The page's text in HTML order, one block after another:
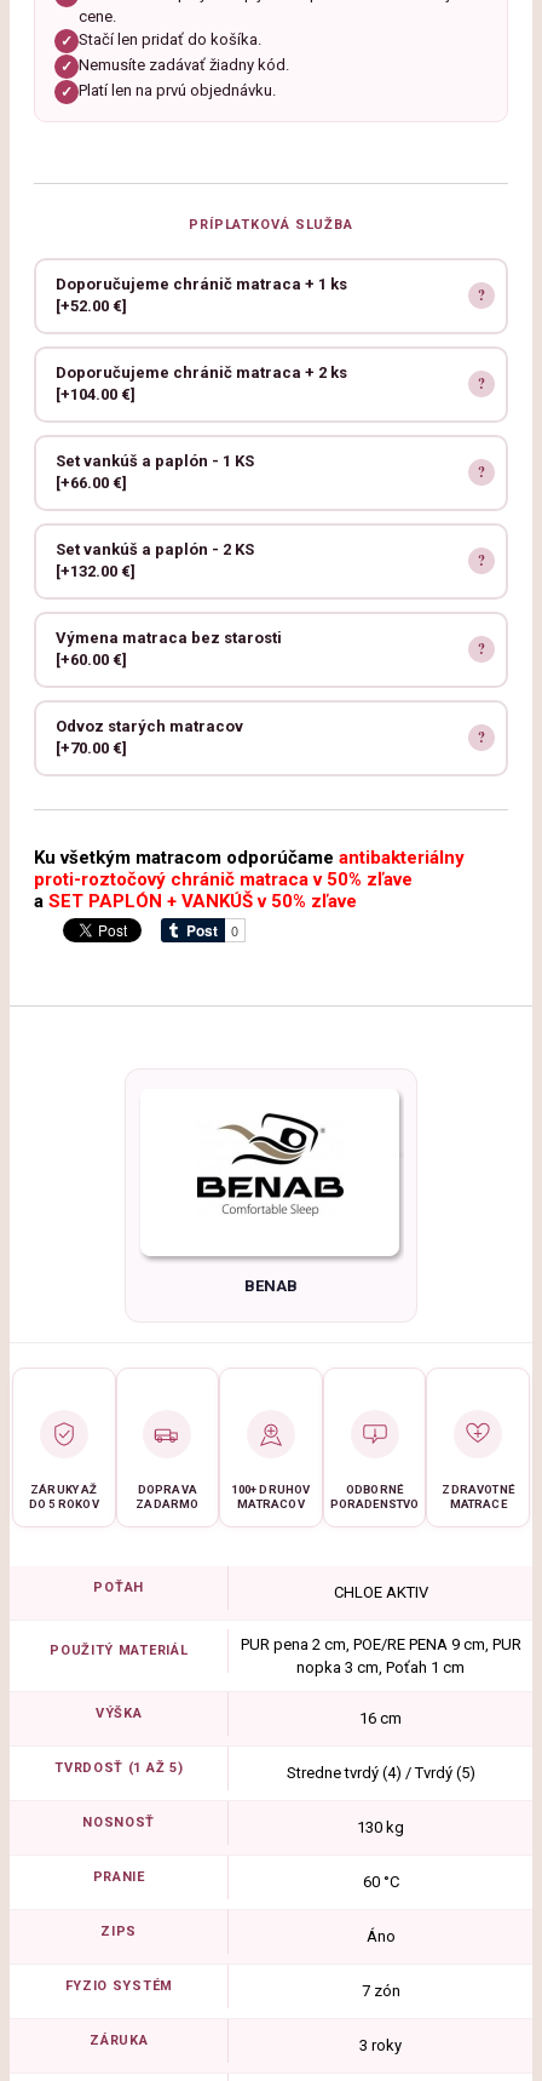
cene.
✓ Stačí len pridať do košíka.
✓ Nemusíte zadávať žiadny kód.
✓ Platí len na prvú objednávku.
PRÍPLATKOVÁ SLUŽBA
Doporučujeme chránič matraca + 1 ks
[+52.00 €]
Doporučujeme chránič matraca + 2 ks
[+104.00 €]
Set vankúš a paplón - 1 KS
[+66.00 €]
Set vankúš a paplón - 2 KS
[+132.00 €]
Výmena matraca bez starosti
[+60.00 €]
Odvoz starých matracov
[+70.00 €]
Ku všetkým matracom odporúčame antibakteriálny
proti-roztočový chránič matraca v 50% zľave
a SET PAPLÓN + VANKÚŠ v 50% zľave
BENAB
ZÁRUKY AŽ
DO 5 ROKOV
DOPRAVA
ZADARMO
100+ DRUHOV
MATRACOV
ODBORNÉ
PORADENSTVO
ZDRAVOTNÉ
MATRACE
POŤAH CHLOE AKTIV
POUŽITÝ MATERIÁL
PUR pena 2 cm, POE/RE PENA 9 cm, PUR
nopka 3 cm, Poťah 1 cm
VÝŠKA 16 cm
TVRDOSŤ (1 AŽ 5) Stredne tvrdý (4) / Tvrdý (5)
NOSNOSŤ 130 kg
PRANIE 60 °C
ZIPS Áno
FYZIO SYSTÉM 7 zón
ZÁRUKA 3 roky